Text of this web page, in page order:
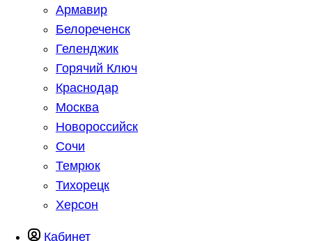
Армавир
Белореченск
Геленджик
Горячий Ключ
Краснодар
Москва
Новороссийск
Сочи
Темрюк
Тихорецк
Херсон
Кабинет